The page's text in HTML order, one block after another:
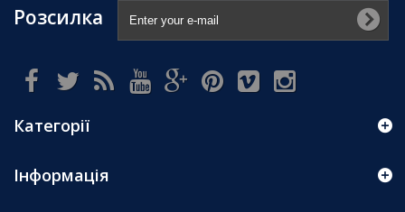
Розсилка
Категорії
Інформація